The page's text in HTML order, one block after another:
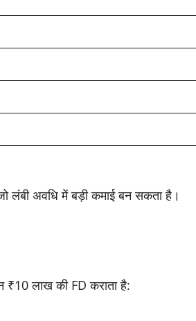
लंबी अवधि में बड़ी कमाई बन सकता है।
₹10 लाख की FD कराता है: